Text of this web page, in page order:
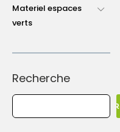
Materiel espaces
verts
Recherche